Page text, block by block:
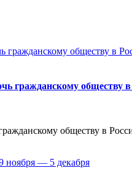
гражданскому обществу в
обществу в